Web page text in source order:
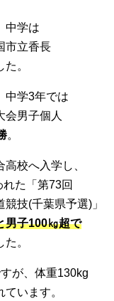
中学は
市立香長
。
中学3年では
会男子個人
。
校へ入学し、
た「第73回
技(千葉県予選)」
男子100㎏超で
。
が、体重130kg
います。